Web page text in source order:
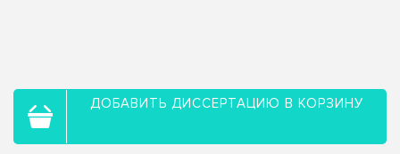
ДОБАВИТЬ ДИССЕРТАЦИЮ В КОРЗИНУ